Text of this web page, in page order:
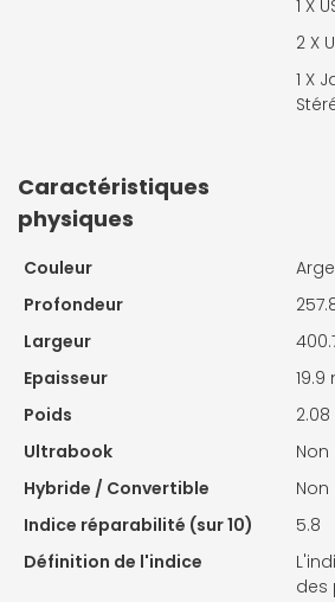
1 X
2 X
1 X
Caractéristiques
physiques
Couleur
Profondeur
Largeur
Epaisseur
19.9
Poids
2.08
Ultrabook
Non
Hybride / Convertible
Non
Indice réparabilité (sur 10)
5.8
Définition de l'indice
des